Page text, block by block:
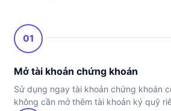
01
Mở tài khoản chứng khoán
Sử dụng ngay tài khoản chứng khoán
không cần mở thêm tài khoản ký quỹ